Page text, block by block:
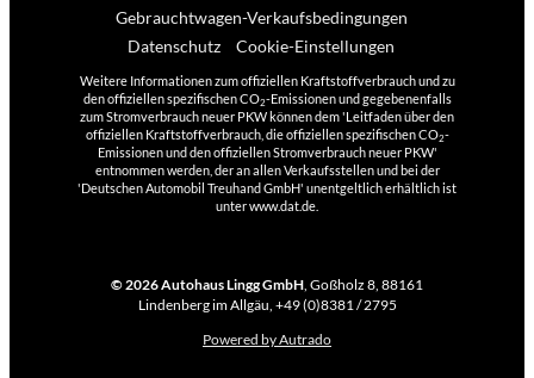
Gebrauchtwagen-Verkaufsbedingungen
Datenschutz
Cookie-Einstellungen
Weitere Informationen zum offiziellen Kraftstoffverbrauch und zu
den offiziellen spezifischen CO2-Emissionen und gegebenenfalls
zum Stromverbrauch neuer PKW können dem 'Leitfaden über den
offiziellen Kraftstoffverbrauch, die offiziellen spezifischen CO2-
Emissionen und den offiziellen Stromverbrauch neuer PKW'
entnommen werden, der an allen Verkaufsstellen und bei der
'Deutschen Automobil Treuhand GmbH' unentgeltlich erhältlich ist
unter www.dat.de.
© 2026Autohaus Lingg GmbH Goßholz 8 88161
Lindenberg im Allgäu, +49 (0)8381 / 2795
Powered by Autrado